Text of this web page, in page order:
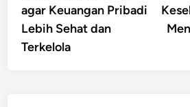
agar Keuangan Pribadi
Lebih Sehat dan
Terkelola